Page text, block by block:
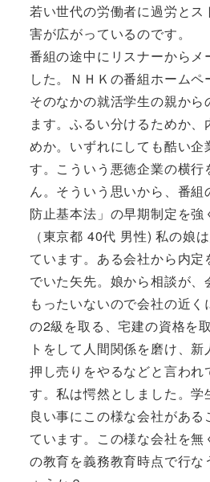
若い世代の労働者に過労と
害が広がっているのです。
番組の途中にリスナーからメ
した。ＮＨＫの番組ホームペ
そのなかの就活学生の親から
ます。ふるい分けるためか
めか。いずれにしても酷い企
す。こういう悪徳企業の横
ん。そういう思いから、番
防止基本法」の早期制定を強
（東京都 40代 男性) 私の娘
ています。ある会社から内
でいた矢先。娘から相談が
もったいないので会社の近
の2級を取る、宅建の資格を
トをして人間関係を磨け、
押し売りをやるなどと言われ
す。私は愕然としました。学
良い事にこの様な会社があ
ています。この様な会社を
の教育を義務教育時点で行な